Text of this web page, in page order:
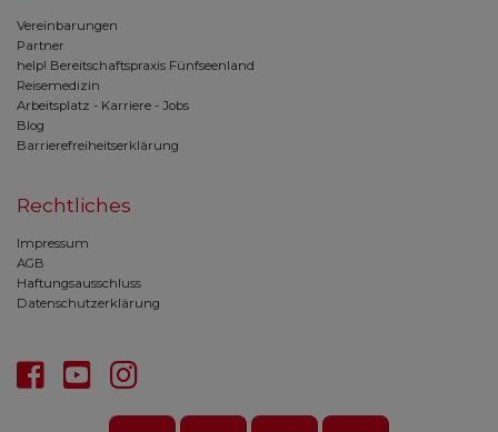
Vereinbarungen
Partner
help! Bereitschaftspraxis Fünfseenland
Reisemedizin
Arbeitsplatz - Karriere - Jobs
Blog
Barrierefreiheitserklärung
Rechtliches
Impressum
AGB
Haftungsausschluss
Datenschutzerklärung